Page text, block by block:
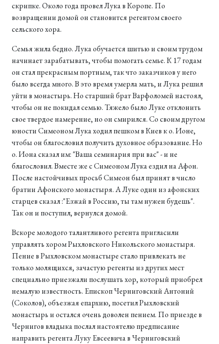
скрипке. Около года провел Лука в Коропе. По
возвращении домой он становится регентом своего
сельского хора.
Семья жила бедно. Лука обучается шитью и своим трудом
начинает зарабатывать, чтобы помогать семье. К 17 годам
он стал прекрасным портным, так что заказчиков у него
было всегда много. В это время умерла мать, и Лука решил
уйти в монастырь. Но старший брат Варфоломей настоял,
чтобы он не покидал семью. Тяжело было Луке отклонить
свое твердое намерение, но он смирился. Со своим другом
юности Симеоном Лука ходил пешком в Киев к о. Ионе,
чтобы он благословил получить духовное образование. Но
о. Иона сказал им: "Ваша семинария при вас" - и не
благословил. Вместе же с Симеоном Лука ездил на Афон.
После настойчивых просьб Симеон был принят в число
братии Афонского монастыря. А Луке один из афонских
старцев сказал :"Езжай в Россию, ты там нужен будешь".
Так он и поступил, вернулся домой.
Вскоре молодого талантливого регента пригласили
управлять хором Рыхловского Никольского монастыря.
Пение в Рыхловском монастыре стало привлекать не
только молящихся, зачастую регенты из других мест
специально приезжали послушать хор, который приобрел
немалую известность. Епископ Черниговский Антоний
(Соколов), объезжая епархию, посетил Рыхловский
монастырь и остался очень доволен пением. По приезде в
Чернигов владыка послал настоятелю предписание
направить регента Луку Евсеевича в Черниговский